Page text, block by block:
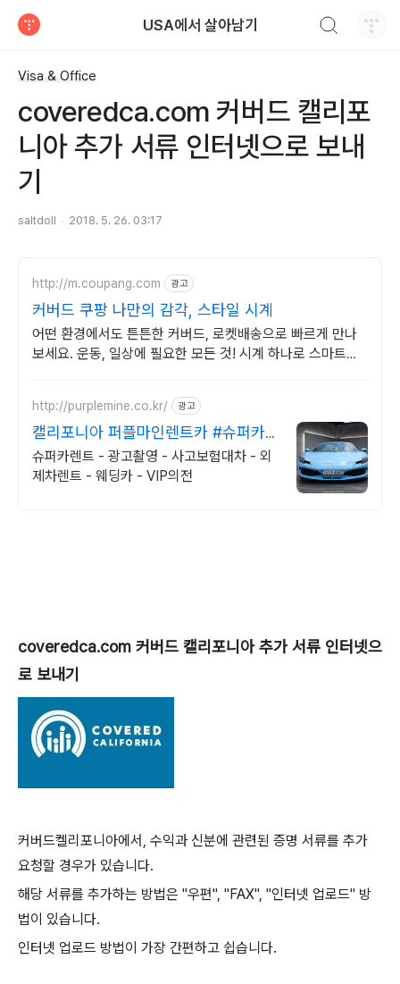
USA에서 살아남기
Visa & Office
coveredca.com 커버드 캘리포
니아 추가 서류 인터넷으로 보내
기
saltdoll 2018. 5. 26. 03:17
http://m.coupang.com 광고
커버드 쿠팡 나만의 감각, 스타일 시계
어떤 환경에서도 튼튼한 커버드, 로켓배송으로 빠르게 만나
보세요. 운동, 일상에 필요한 모든 것! 시계 하나로 스마트하
http://purplemine.co.kr/ 광고
캘리포니아 퍼플마인렌트카 #슈퍼카
협찬문의 #방송렌트
슈퍼카렌트 - 광고촬영 - 사고보험대차 - 외
제차렌트 - 웨딩카 - VIP의전
coveredca.com 커버드 캘리포니아 추가 서류 인터넷으
로 보내기
커버드켈리포니아에서, 수익과 신분에 관련된 증명 서류를 추가
요청할 경우가 있습니다.
해당 서류를 추가하는 방법은 "우편", "FAX", "인터넷 업로드" 방
법이 있습니다.
인터넷 업로드 방법이 가장 간편하고 쉽습니다.